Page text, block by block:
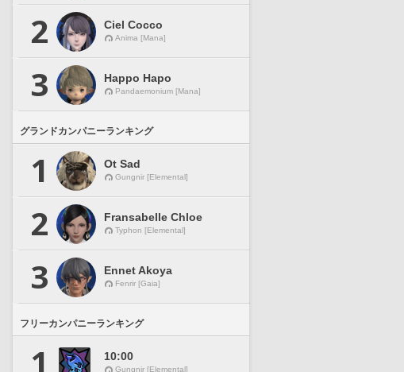
2 Ciel Cocco
Anima [Mana]
3 Happo Hapo
Pandaemonium [Mana]
グランドカンパニーランキング
1 Ot Sad
Gungnir [Elemental]
2 Fransabelle Chloe
Typhon [Elemental]
3 Ennet Akoya
Fenrir [Gaia]
フリーカンパニーランキング
1 10:00
Gungnir [Elemental]